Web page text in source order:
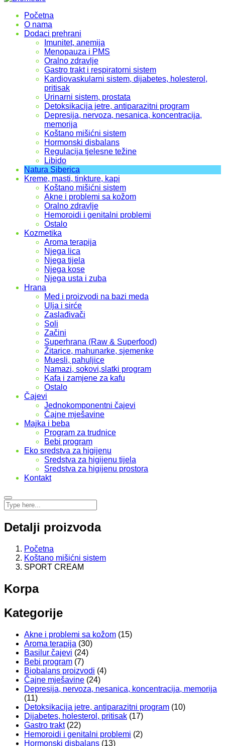
Početna
O nama
Dodaci prehrani
Imunitet, anemija
Menopauza i PMS
Oralno zdravlje
Gastro trakt i respiratorni sistem
Kardiovaskularni sistem, dijabetes, holesterol,
pritisak
Urinarni sistem, prostata
Detoksikacija jetre, antiparazitni program
Depresija, nervoza, nesanica, koncentracija,
memorija
Koštano mišićni sistem
Hormonski disbalans
Regulacija tjelesne težine
Libido
Natura Siberica
Kreme, masti, tinkture, kapi
Koštano mišićni sistem
Akne i problemi sa kožom
Oralno zdravlje
Hemoroidi i genitalni problemi
Ostalo
Kozmetika
Aroma terapija
Njega lica
Njega tijela
Njega kose
Njega usta i zuba
Hrana
Med i proizvodi na bazi meda
Ulja i sirće
Zaslađivači
Soli
Začini
Superhrana (Raw & Superfood)
Žitarice, mahunarke, sjemenke
Muesli, pahuljice
Namazi, sokovi,slatki program
Kafa i zamjene za kafu
Ostalo
Čajevi
Jednokomponentni čajevi
Čajne mješavine
Majka i beba
Program za trudnice
Bebi program
Eko sredstva za higijenu
Sredstva za higijenu tijela
Sredstva za higijenu prostora
Kontakt
Detalji proizvoda
Početna
Koštano mišićni sistem
SPORT CREAM
Korpa
Kategorije
Akne i problemi sa kožom (15)
Aroma terapija (30)
Basilur čajevi (24)
Bebi program (7)
Biobalans proizvodi (4)
Čajne mješavine (24)
Depresija, nervoza, nesanica, koncentracija, memorija
(11)
Detoksikacija jetre, antiparazitni program (10)
Dijabetes, holesterol, pritisak (17)
Gastro trakt (22)
Hemoroidi i genitalni problemi (2)
Hormonski disbalans (13)